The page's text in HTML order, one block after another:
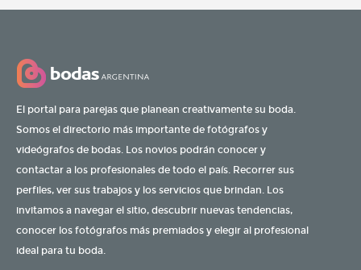
El portal para parejas que planean creativamente su boda.
Somos el directorio más importante de fotógrafos y
videógrafos de bodas. Los novios podrán conocer y
contactar a los profesionales de todo el país. Recorrer sus
perfiles, ver sus trabajos y los servicios que brindan. Los
invitamos a navegar el sitio, descubrir nuevas tendencias,
conocer los fotógrafos más premiados y elegir al profesional
ideal para tu boda.